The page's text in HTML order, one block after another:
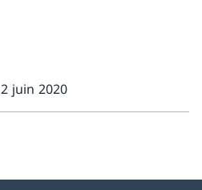
2 juin 2020